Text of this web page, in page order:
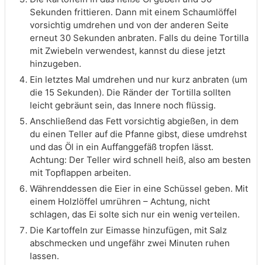
Sekunden frittieren. Dann mit einem Schaumlöffel
vorsichtig umdrehen und von der anderen Seite
erneut 30 Sekunden anbraten. Falls du deine Tortilla
mit Zwiebeln verwendest, kannst du diese jetzt
hinzugeben.
Ein letztes Mal umdrehen und nur kurz anbraten (um
die 15 Sekunden). Die Ränder der Tortilla sollten
leicht gebräunt sein, das Innere noch flüssig.
Anschließend das Fett vorsichtig abgießen, in dem
du einen Teller auf die Pfanne gibst, diese umdrehst
und das Öl in ein Auffanggefäß tropfen lässt.
Achtung: Der Teller wird schnell heiß, also am besten
mit Topflappen arbeiten.
Währenddessen die Eier in eine Schüssel geben. Mit
einem Holzlöffel umrühren – Achtung, nicht
schlagen, das Ei solte sich nur ein wenig verteilen.
Die Kartoffeln zur Eimasse hinzufügen, mit Salz
abschmecken und ungefähr zwei Minuten ruhen
lassen.